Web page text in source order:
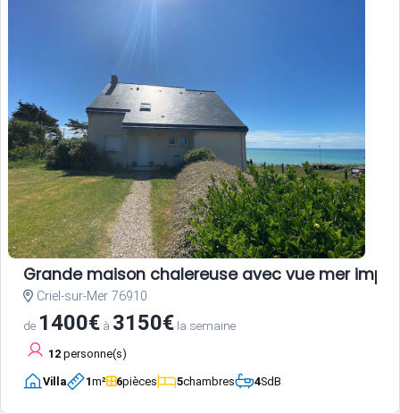
Grande maison chalereuse avec vue mer
Criel-sur-Mer 76910
de 1400€ à 3150€ la semaine
12 personne(s)
Villa 1m² 6pièces 5chambres 4SdB